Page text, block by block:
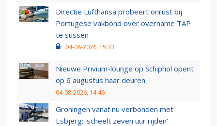
Directie Lufthansa probeert onrust bij
Portugese vakbond over overname TAP
te sussen
04-08-2026, 15:33
Nieuwe Privium-lounge op Schiphol opent
op 6 augustus haar deuren
04-08-2026, 14:46
Groningen vanaf nu verbonden met
Esbjerg: 'scheelt zeven uur rijden'